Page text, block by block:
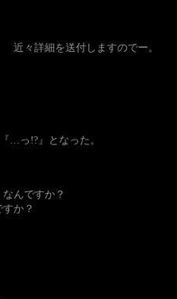
近々詳細を送付しますのでー。
…っ!?』となった。
んですか？
か？